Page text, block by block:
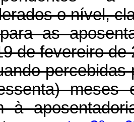
o nível,
as
de fevereiro de
percebidas
meses
à